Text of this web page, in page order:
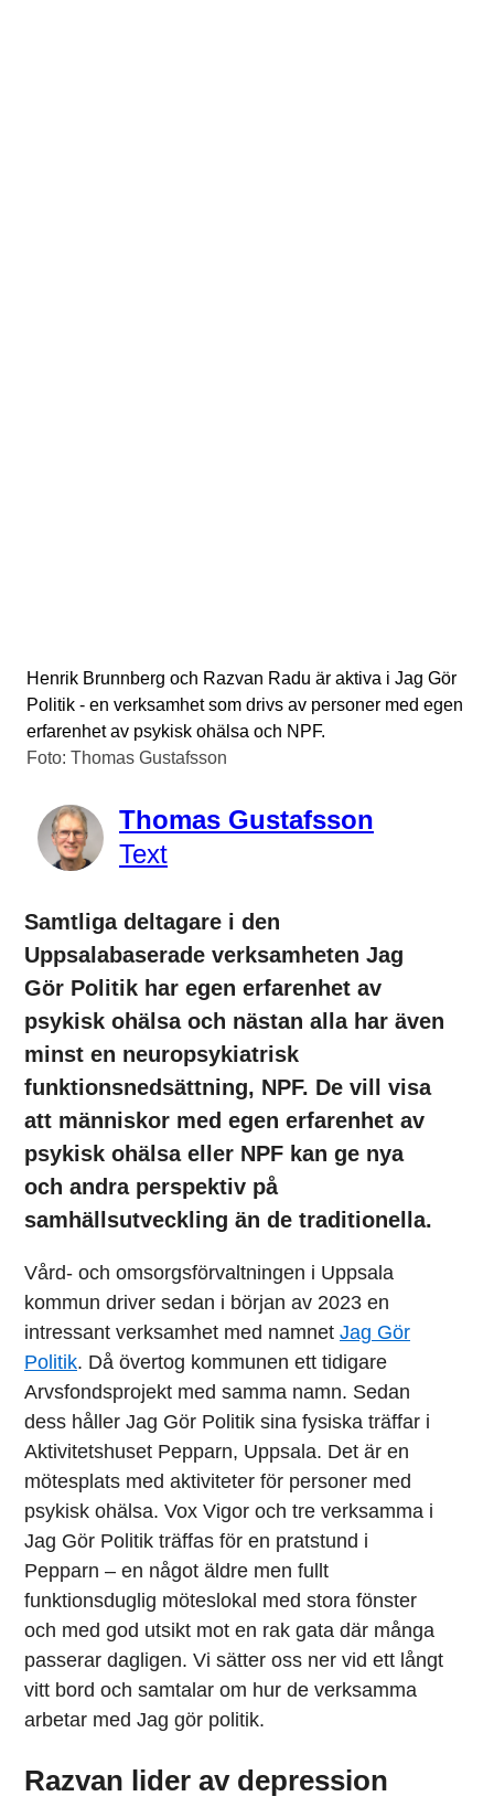
Henrik Brunnberg och Razvan Radu är aktiva i Jag Gör
Politik - en verksamhet som drivs av personer med egen
erfarenhet av psykisk ohälsa och NPF.
Foto: Thomas Gustafsson
Thomas Gustafsson
Text
Samtliga deltagare i den
Uppsalabaserade verksamheten Jag
Gör Politik har egen erfarenhet av
psykisk ohälsa och nästan alla har även
minst en neuropsykiatrisk
funktionsnedsättning, NPF. De vill visa
att människor med egen erfarenhet av
psykisk ohälsa eller NPF kan ge nya
och andra perspektiv på
samhällsutveckling än de traditionella.
Vård- och omsorgsförvaltningen i Uppsala
kommun driver sedan i början av 2023 en
intressant verksamhet med namnet Jag Gör
Politik. Då övertog kommunen ett tidigare
Arvsfondsprojekt med samma namn. Sedan
dess håller Jag Gör Politik sina fysiska träffar i
Aktivitetshuset Pepparn, Uppsala. Det är en
mötesplats med aktiviteter för personer med
psykisk ohälsa. Vox Vigor och tre verksamma i
Jag Gör Politik träffas för en pratstund i
Pepparn – en något äldre men fullt
funktionsduglig möteslokal med stora fönster
och med god utsikt mot en rak gata där många
passerar dagligen. Vi sätter oss ner vid ett långt
vitt bord och samtalar om hur de verksamma
arbetar med Jag gör politik.
Razvan lider av depression